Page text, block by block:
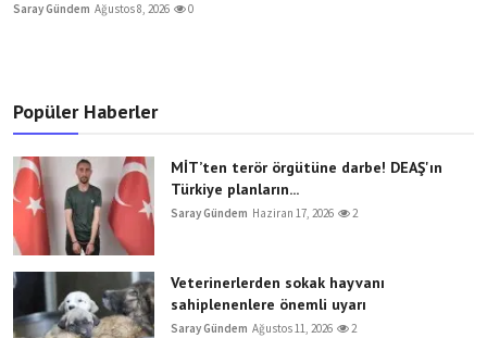
Saray Gündem Ağustos 8, 2026 0
Popüler Haberler
MİT’ten terör örgütüne darbe! DEAŞ'ın
Türkiye planların...
Saray Gündem Haziran 17, 2026 2
Veterinerlerden sokak hayvanı
sahiplenenlere önemli uyarı
Saray Gündem Ağustos 11, 2026 2